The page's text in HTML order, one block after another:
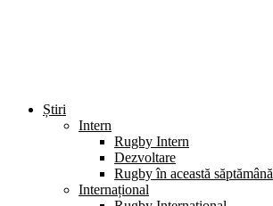
Știri
Intern
Rugby Intern
Dezvoltare
Rugby în această săptămână
Internațional